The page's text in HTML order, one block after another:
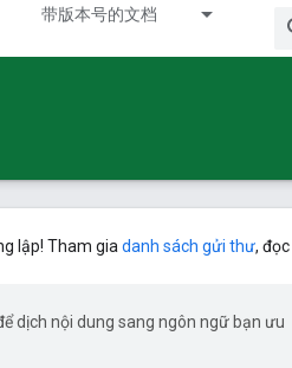
带版本号的文档
lập! Tham gia danh sách gửi thư, đọc
dịch nội dung sang ngôn ngữ bạn ưu